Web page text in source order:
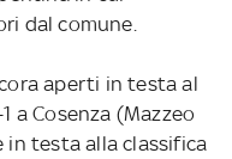
dal comune.
aperti in testa al
a Cosenza (Mazzeo
in testa alla classifica